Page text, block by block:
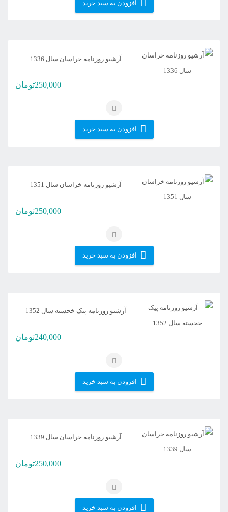
افزودن به سبد خرید
آرشیو روزنامه خراسان سال 1336
250,000تومان
افزودن به سبد خرید
آرشیو روزنامه خراسان سال 1351
250,000تومان
افزودن به سبد خرید
آرشیو روزنامه پیک خجسته سال 1352
240,000تومان
افزودن به سبد خرید
آرشیو روزنامه خراسان سال 1339
250,000تومان
افزودن به سبد خرید